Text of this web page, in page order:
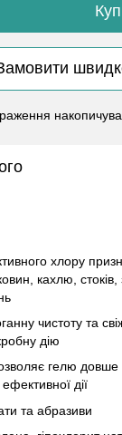
хлору
кахлю, стоків,
чистоту та
дію
гелю
дії
та абразиви